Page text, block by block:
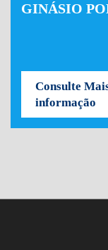
GINÁSIO
Consulte
informação